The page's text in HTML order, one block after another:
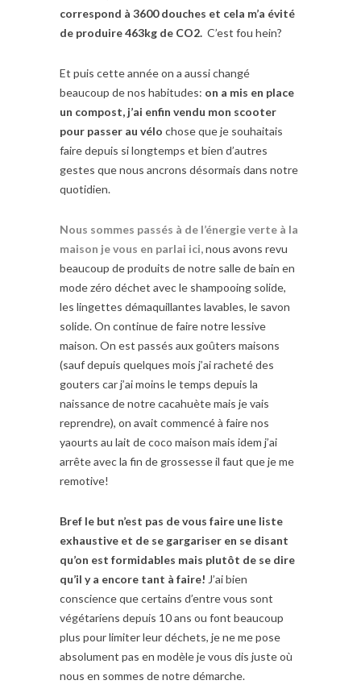
correspond à 3600 douches et cela m’a évité
de produire 463kg de CO2. C’est fou hein?
Et puis cette année on a aussi changé
beaucoup de nos habitudes: on a mis en place
un compost, j’ai enfin vendu mon scooter
pour passer au vélo chose que je souhaitais
faire depuis si longtemps et bien d’autres
gestes que nous ancrons désormais dans notre
quotidien.
Nous sommes passés à de l’énergie verte à la
maison je vous en parlai ici,nous avons revu
beaucoup de produits de notre salle de bain en
mode zéro déchet avec le shampooing solide,
les lingettes démaquillantes lavables, le savon
solide. On continue de faire notre lessive
maison. On est passés aux goûters maisons
(sauf depuis quelques mois j’ai racheté des
gouters car j’ai moins le temps depuis la
naissance de notre cacahuète mais je vais
reprendre), on avait commencé à faire nos
yaourts au lait de coco maison mais idem j’ai
arrête avec la fin de grossesse il faut que je me
remotive!
Bref le but n’est pas de vous faire une liste
exhaustive et de se gargariser en se disant
qu’on est formidables mais plutôt de se dire
qu’il y a encore tant à faire! J’ai bien
conscience que certains d’entre vous sont
végétariens depuis 10 ans ou font beaucoup
plus pour limiter leur déchets, je ne me pose
absolument pas en modèle je vous dis juste où
nous en sommes de notre démarche.